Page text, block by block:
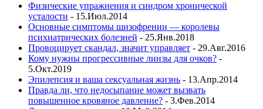
Физические упражнения и синдром хронической
усталости - 15.Июл.2014
Основные симптомы шизофрении — королевы
психиатрических болезней - 25.Янв.2018
Провоцирует скандал, значит управляет - 29.Авг.2016
Кому нужны прогрессивные линзы для очков? -
5.Окт.2019
Эпилепсия и ваша сексуальная жизнь - 13.Апр.2014
Правда ли, что недосыпание может вызвать
повышенное кровяное давление? - 3.Фев.2014